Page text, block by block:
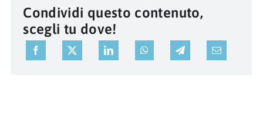
Condividi questo contenuto,
scegli tu dove!